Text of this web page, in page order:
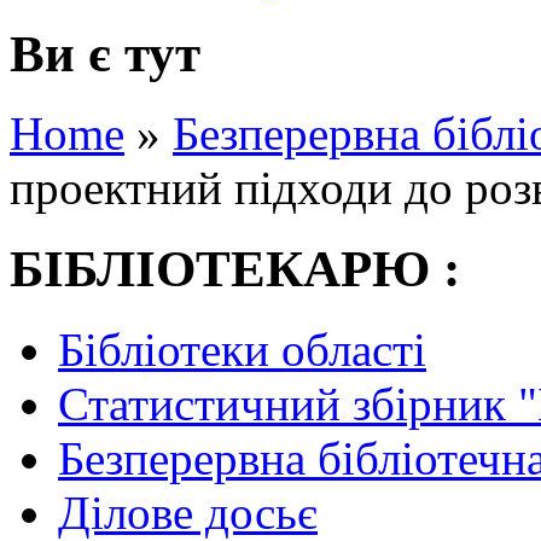
Ви є тут
Home » Безперервна
проектний підходи до
БІБЛІОТЕКАРЮ :
Бібліотеки області
Статистичний
Безперервна
Ділове досьє